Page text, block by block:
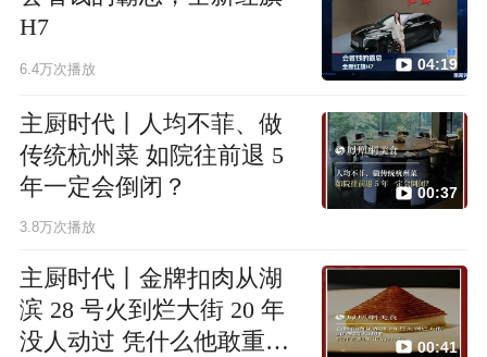
H7
6.4万次播放 04:19
主厨时代丨人均不菲、做
传统杭州菜 如院往前退 5
年一定会倒闭？
3.8万次播放
00:37
主厨时代丨金牌扣肉从湖
滨 28 号火到烂大街 20 年
没人动过 凭什么他敢重启
00:41